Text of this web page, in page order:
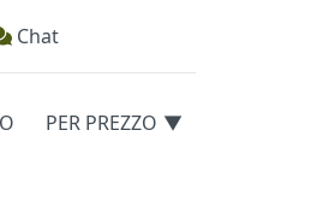
Chat
PER PREZZO